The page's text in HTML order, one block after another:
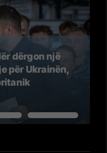
dërgon një
për Ukrainën,